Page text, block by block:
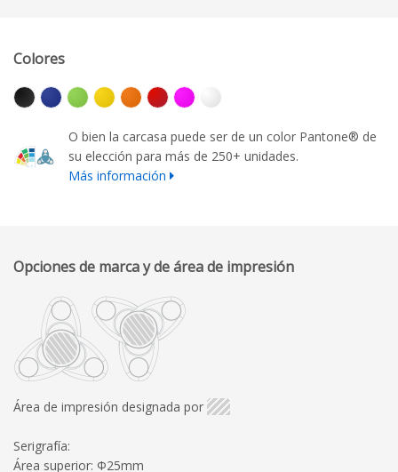
Colores
O bien la carcasa puede ser de un color Pantone® de
su elección para más de 250+ unidades.
Más información
Opciones de marca y de área de impresión
Área de impresión designada por
Serigrafía:
Área superior: Φ25mm